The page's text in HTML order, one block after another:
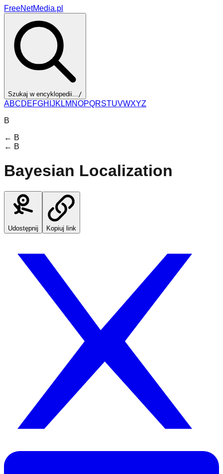
FreeNetMedia.pl
Szukaj w encyklopedii.../
ABCDEFGH JK LM NOPQRSTUVWXYZ
B
← B
← B
Bayesian Localization
Udostępnij Kopiuj link